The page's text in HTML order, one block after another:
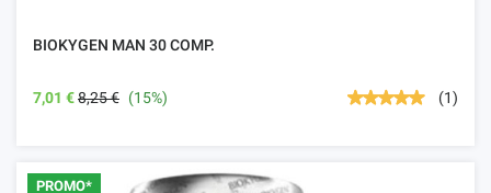
BIOKYGEN MAN 30 COMP.
7,01 €8,25 € (15%) (1)
PROMO*